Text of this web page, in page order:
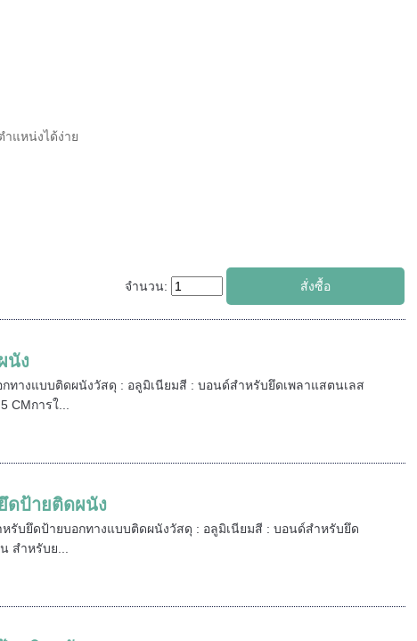
แหน่งได้ง่าย
จำนวน:
นัง
ทางแบบติดผนังวัสดุ : อลูมิเนียมสี : บอนด์สำหรับยึดเพลาแสตนเลส
การใ...
ดป้ายติดผนัง
รับยึดป้ายบอกทางแบบติดผนังวัสดุ : อลูมิเนียมสี : บอนด์สำหรับยึด
สำหรับย...